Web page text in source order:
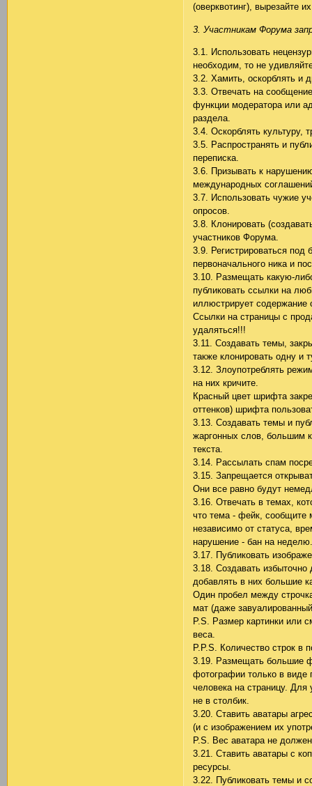
(оверквотинг), вырезайте
3. Участникам Форума
3.1. Использовать
необходим, то не
3.2. Хамить, оскорблять и
3.3. Отвечать на
функции модератора или
раздела.
3.4. Оскорблять культуру,
3.5. Распространять и
переписка.
3.6. Призывать к
международных
3.7. Использовать чужие
опросов.
3.8. Клонировать
участников Форума.
3.9. Регистрироваться
первоначального ника и
3.10. Размещать какую-
публиковать ссылки на
иллюстрирует содержание
Ссылки на страницы с
удаляться!!!
3.11. Создавать темы,
также клонировать одну и
3.12. Злоупотреблять
на них кричите.
Красный цвет шрифта
оттенков) шрифта
3.13. Создавать темы и
жаргонных слов, большим
текста.
3.14. Рассылать спам
3.15. Запрещается
Они все равно будут
3.16. Отвечать в темах,
что тема - фейк, сообщите
независимо от статуса,
нарушение - бан на
3.17. Публиковать
3.18. Создавать
добавлять в них большие
Один пробел между
мат (даже
P.S. Размер картинки или
веса.
P.P.S. Количество строк в
3.19. Размещать большие
фотографии только в
человека на страницу.
не в столбик.
3.20. Ставить аватары
(и с изображением их
P.S. Вес аватара не
3.21. Ставить аватары с
ресурсы.
3.22. Публиковать темы и